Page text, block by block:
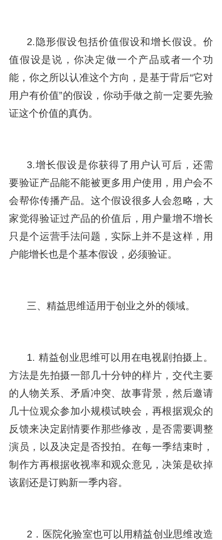
2.隐形假设包括价值假设和增长假设。价
值假设是说，你决定做一个产品或者一个功
能，你之所以认准这个方向，是基于背后“它对
用户有价值”的假设，你动手做之前一定要先验
证这个价值的真伪。
3.增长假设是你获得了用户认可后，还需
要验证产品能不能被更多用户使用，用户会不
会帮你传播产品。这个假设很多人会忽略，大
家觉得验证过产品的价值后，用户量增不增长
只是个运营手法问题，实际上并不是这样，用
户能增长也是个基本假设，必须验证。
三、精益思维适用于创业之外的领域。
1. 精益创业思维可以用在电视剧拍摄上。
方法是先拍摄一部几十分钟的样片，交代主要
的人物关系、矛盾冲突、故事背景，然后邀请
几十位观众参加小规模试映会，再根据观众的
反馈来决定剧情要作那些修改，是否需要调整
演员，以及决定是否投拍。在每一季结束时，
制作方再根据收视率和观众意见，决策是砍掉
该剧还是订购新一季内容。
2．医院化验室也可以用精益创业思维改造